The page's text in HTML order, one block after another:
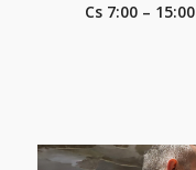
Cs 7:00 – 15:00